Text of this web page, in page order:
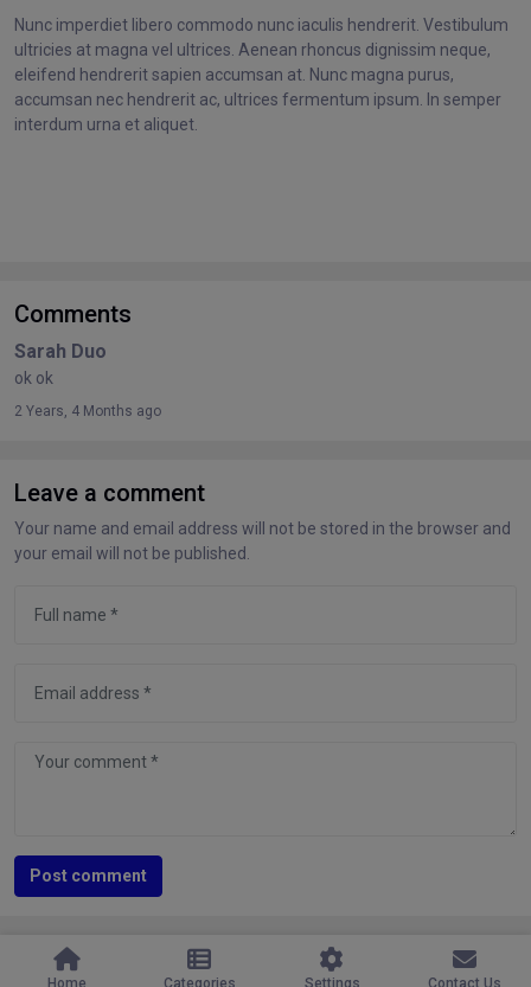
Nunc imperdiet libero commodo nunc iaculis hendrerit. Vestibulum
ultricies at magna vel ultrices. Aenean rhoncus dignissim neque,
eleifend hendrerit sapien accumsan at. Nunc magna purus,
accumsan nec hendrerit ac, ultrices fermentum ipsum. In semper
interdum urna et aliquet.
Comments
Sarah Duo
ok ok
2 Years, 4 Months ago
Leave a comment
Your name and email address will not be stored in the browser and
your email will not be published.
Post comment
Home Categories Settings Contact Us